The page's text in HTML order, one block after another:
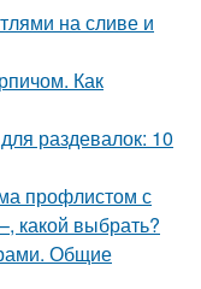
на сливе и
Как
раздевалок: 10
профлистом с
какой выбрать?
Общие